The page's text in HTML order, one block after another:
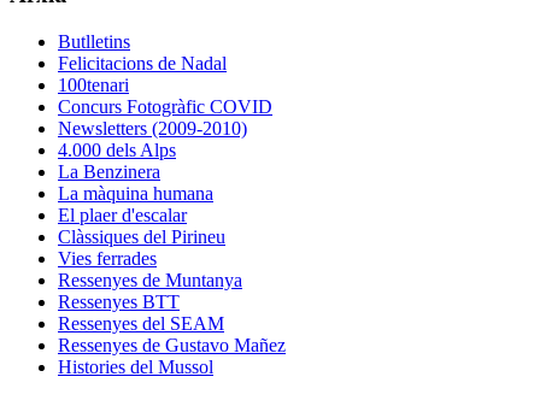
Butlletins
Felicitacions de Nadal
100tenari
Concurs Fotogràfic COVID
Newsletters (2009-2010)
4.000 dels Alps
La Benzinera
La màquina humana
El plaer d'escalar
Clàssiques del Pirineu
Vies ferrades
Ressenyes de Muntanya
Ressenyes BTT
Ressenyes del SEAM
Ressenyes de Gustavo Mañez
Histories del Mussol